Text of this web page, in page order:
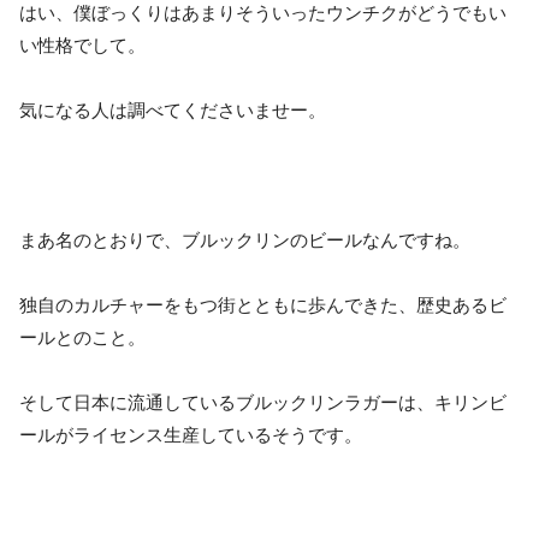
はい、僕ぼっくりはあまりそういったウンチクがどうでもい
い性格でして。
気になる人は調べてくださいませー。
まあ名のとおりで、ブルックリンのビールなんですね。
独自のカルチャーをもつ街とともに歩んできた、歴史あるビ
ールとのこと。
そして日本に流通しているブルックリンラガーは、キリンビ
ールがライセンス生産しているそうです。